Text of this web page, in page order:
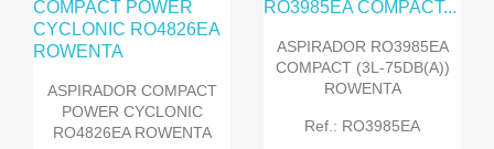
ASPIRADOR COMPACT
POWER CYCLONIC
RO4826EA ROWENTA
ASPIRADOR RO3985EA
COMPACT (3L-75DB(A))
ROWENTA
Ref.: RO3985EA